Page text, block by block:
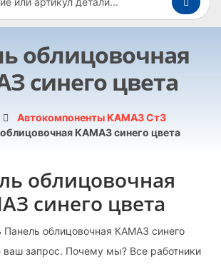
облицовочная
синего цвета
Автокомпоненты КАМАЗ Ст3
КАМАЗ синего цвета
облицовочная
синего цвета
облицовочная КАМАЗ синего
ваш запрос. Почему мы? Все работники